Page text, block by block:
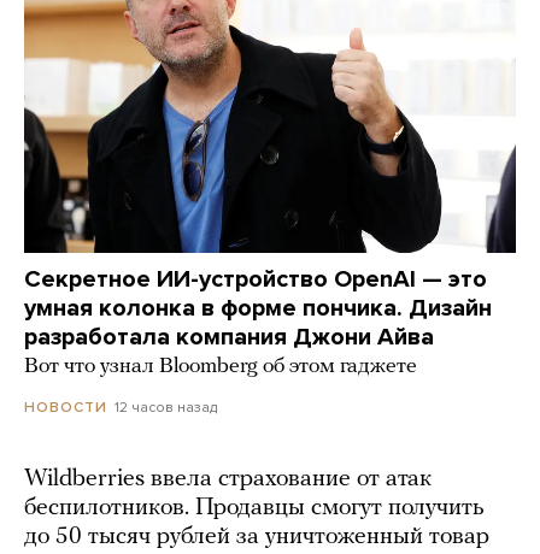
Секретное ИИ-устройство OpenAI — это
умная колонка в форме пончика. Дизайн
разработала компания Джони Айва
Вот что узнал Bloomberg об этом гаджете
НОВОСТИ 12 часов назад
Wildberries ввела страхование от атак
беспилотников. Продавцы смогут получить
до 50 тысяч рублей за уничтоженный товар